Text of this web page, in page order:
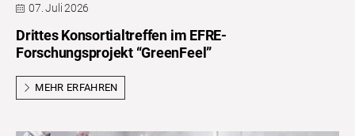
07. Juli 2026
Drittes Konsortialtreffen im EFRE-
Forschungsprojekt “GreenFeel”
MEHR ERFAHREN